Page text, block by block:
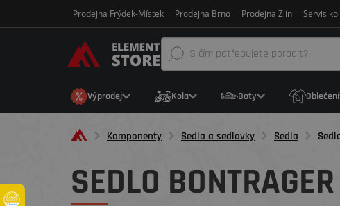
Prodejna Frýdek-Místek Prodejna Brno Prodejna Zlín Servis kol
Výprodej Kola Boty Oblečení
Komponenty Sedla a sedlovky Sedla
SEDLO